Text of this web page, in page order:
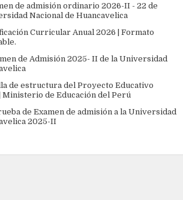
de admisión ordinario 2026-II - 22 de
Nacional de Huancavelica
Curricular Anual 2026 | Formato
de Admisión 2025- II de la Universidad
de estructura del Proyecto Educativo
de Educación del Perú
de Examen de admisión a la Universidad
2025-II